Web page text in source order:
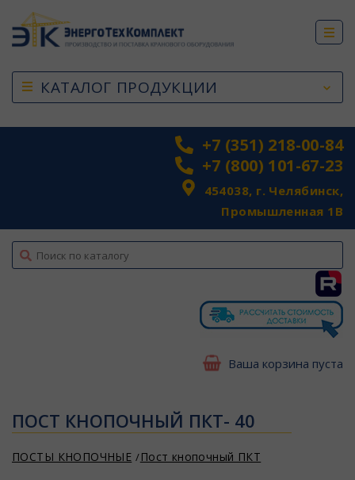
КАТАЛОГ ПРОДУКЦИИ
+7 (351) 218-00-84
+7 (800) 101-67-23
454038, г. Челябинск,
Промышленная 1В
top
Ваша корзина пуста
ПОСТ КНОПОЧНЫЙ ПКТ- 40
ПОСТЫ КНОПОЧНЫЕ Пост кнопочный ПКТ